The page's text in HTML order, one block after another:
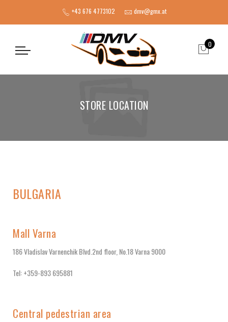
+43 676 4773102 dmv@gmx.at
0
STORE LOCATION
BULGARIA
Mall Varna
186 Vladislav Varnenchik Blvd.2nd floor, No.18 Varna 9000
Tel: +359-893 695881
Central pedestrian area